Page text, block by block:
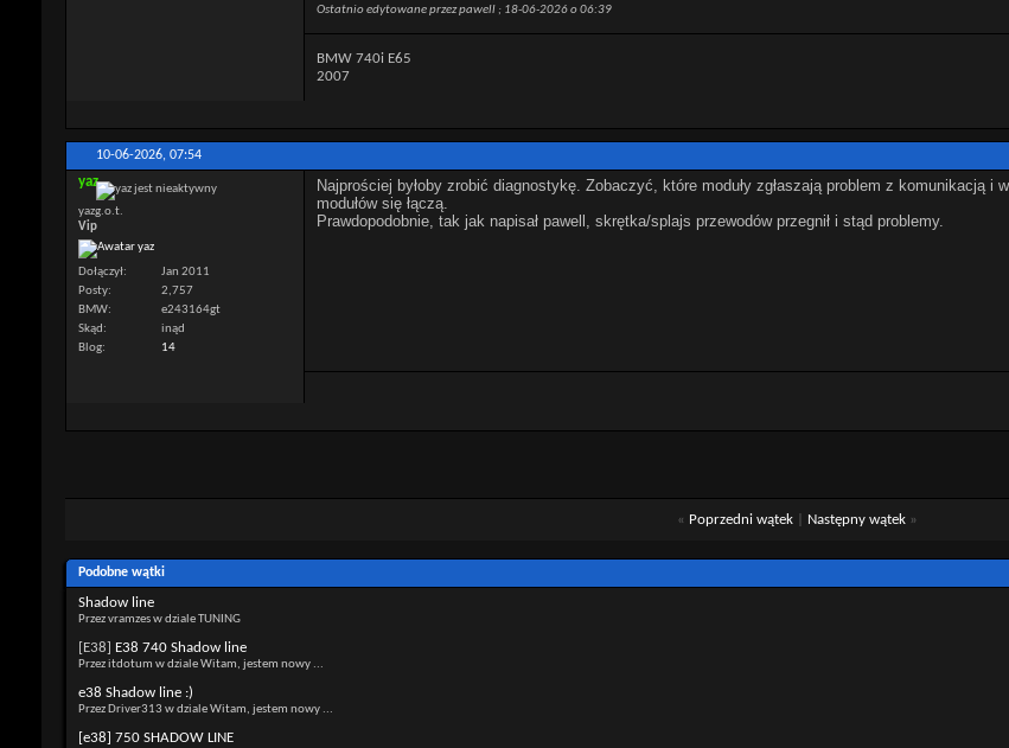
Ostatnio edytowane przez pawell ; 18-06-2026 o06:39
BMW 740i E65
2007
10-06-2026, 07:54
yaz
yazg.o.t.
Vip
Dołączył
Jan 2011
Posty
2,757
BMW
e243164gt
Skąd
inąd
Blog
14
Najprościej byłoby zrobić diagnostykę. Zobaczyć, które moduły zgłaszają problem z
modułów się łączą.
Prawdopodobnie, tak jak napisał pawell, skrętka/splajs przewodów przegnił i stąd problemy.
« Poprzedni wątek| Następny wątek »
Podobne wątki
Shadow line
Przez vramzes w dziale TUNING
[E38] E38 740 Shadow line
Przez itdotum w dziale Witam, jestem nowy ...
e38 Shadow line :)
Przez Driver313 w dziale Witam, jestem nowy ...
[e38] 750 SHADOW LINE